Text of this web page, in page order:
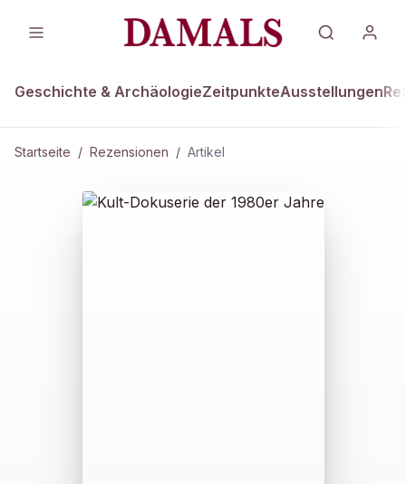
Geschichte & ArchäologieZeitpunkteAusstellungen
Startseite / Rezensionen / Artikel